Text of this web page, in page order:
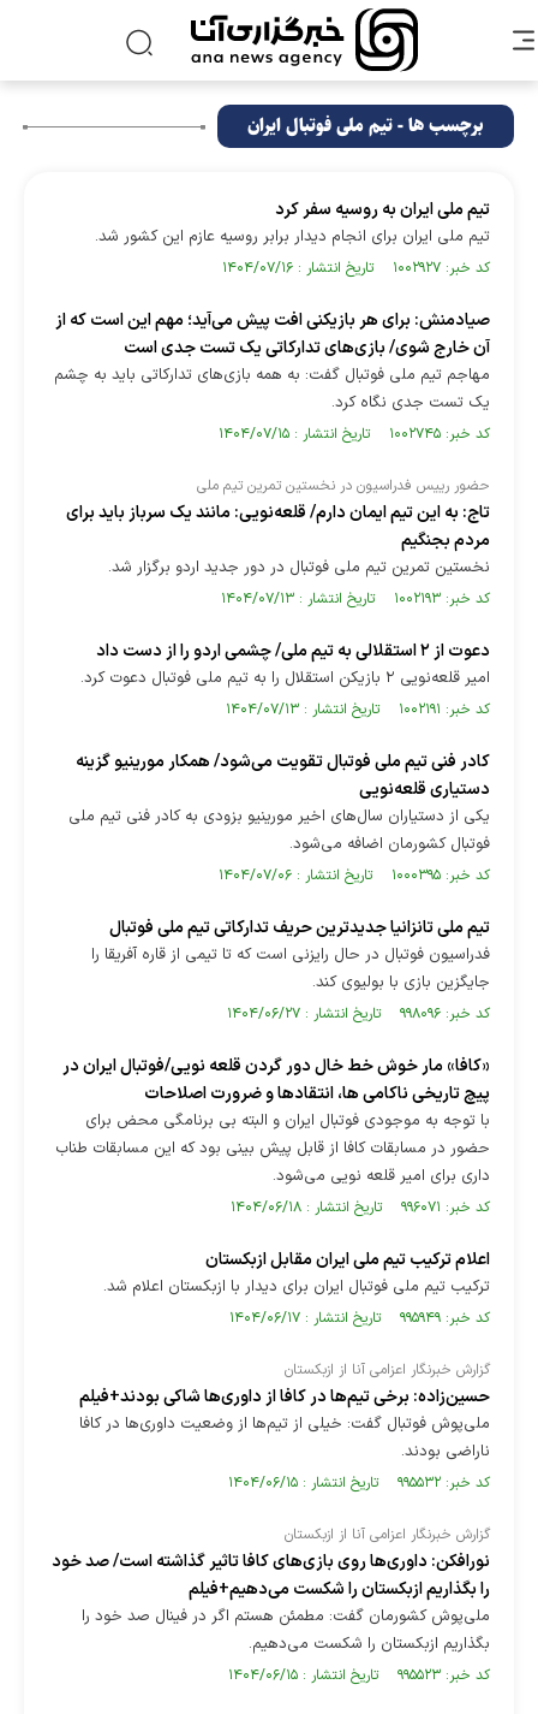
برچسب ها - تیم ملی فوتبال ایران
تیم ملی ایران به روسیه سفر کرد
تیم ملی ایران برای انجام دیدار برابر روسیه عازم این کشور شد.
کد خبر: ۱۰۰۲۹۲۷ تاریخ انتشار : ۱۴۰۴/۰۷/۱۶
صیادمنش: برای هر بازیکنی افت پیش می‌آید؛ مهم این است که از
آن خارج شوی/ بازی‌های تدارکاتی یک تست جدی است
مهاجم تیم ملی فوتبال گفت: به همه بازی‌های تدارکاتی باید به چشم
یک تست جدی نگاه کرد.
کد خبر: ۱۰۰۲۷۴۵ تاریخ انتشار : ۱۴۰۴/۰۷/۱۵
حضور رییس فدراسیون در نخستین تمرین تیم ملی
تاج: به این تیم ایمان دارم/ قلعه‌نویی: مانند یک سرباز باید برای
مردم بجنگیم
نخستین تمرین تیم ملی فوتبال در دور جدید اردو برگزار شد.
کد خبر: ۱۰۰۲۱۹۳ تاریخ انتشار : ۱۴۰۴/۰۷/۱۳
دعوت از ۲ استقلالی به تیم ملی/ چشمی اردو را از دست داد
امیر قلعه‌نویی ۲ بازیکن استقلال را به تیم ملی فوتبال دعوت کرد.
کد خبر: ۱۰۰۲۱۹۱ تاریخ انتشار : ۱۴۰۴/۰۷/۱۳
کادر فنی تیم ملی فوتبال تقویت می‌شود/ همکار مورینیو گزینه
دستیاری قلعه‌نویی
یکی از دستیاران سال‌های اخیر مورینیو بزودی به کادر فنی تیم ملی
فوتبال کشورمان اضافه می‌شود.
کد خبر: ۱۰۰۰۳۹۵ تاریخ انتشار : ۱۴۰۴/۰۷/۰۶
تیم ملی تانزانیا جدیدترین حریف تدارکاتی تیم ملی فوتبال
فدراسیون فوتبال در حال رایزنی است که تا تیمی از قاره آفریقا را
جایگزین بازی با بولیوی کند.
کد خبر: ۹۹۸۰۹۶ تاریخ انتشار : ۱۴۰۴/۰۶/۲۷
«کافا» مار خوش خط خال دور گردن قلعه نویی/فوتبال ایران در
پیچ تاریخی ناکامی ها، انتقاد‌ها و ضرورت اصلاحات
با توجه به موجودی فوتبال ایران و البته بی برنامگی محض برای
حضور در مسابقات کافا از قابل پیش بینی بود که این مسابقات طناب
داری برای امیر قلعه نویی می‌شود.
کد خبر: ۹۹۶۰۷۱ تاریخ انتشار : ۱۴۰۴/۰۶/۱۸
اعلام ترکیب تیم ملی ایران مقابل ازبکستان
ترکیب تیم ملی فوتبال ایران برای دیدار با ازبکستان اعلام شد.
کد خبر: ۹۹۵۹۴۹ تاریخ انتشار : ۱۴۰۴/۰۶/۱۷
گزارش خبرنگار اعزامی آنا از ازبکستان
حسین‌زاده: برخی تیم‌ها در کافا از داوری‌ها شاکی بودند+فیلم
ملی‌پوش فوتبال گفت: خیلی از تیم‌ها از وضعیت داوری‌ها در کافا
ناراضی بودند.
کد خبر: ۹۹۵۵۳۲ تاریخ انتشار : ۱۴۰۴/۰۶/۱۵
گزارش خبرنگار اعزامی آنا از ازبکستان
نورافکن: داوری‌ها روی بازی‌های کافا تاثیر گذاشته است/ صد خود
را بگذاریم ازبکستان را شکست می‌دهیم+فیلم
ملی‌پوش کشورمان گفت: مطمئن هستم اگر در فینال صد خود را
بگذاریم ازبکستان را شکست می‌دهیم.
کد خبر: ۹۹۵۵۲۳ تاریخ انتشار : ۱۴۰۴/۰۶/۱۵